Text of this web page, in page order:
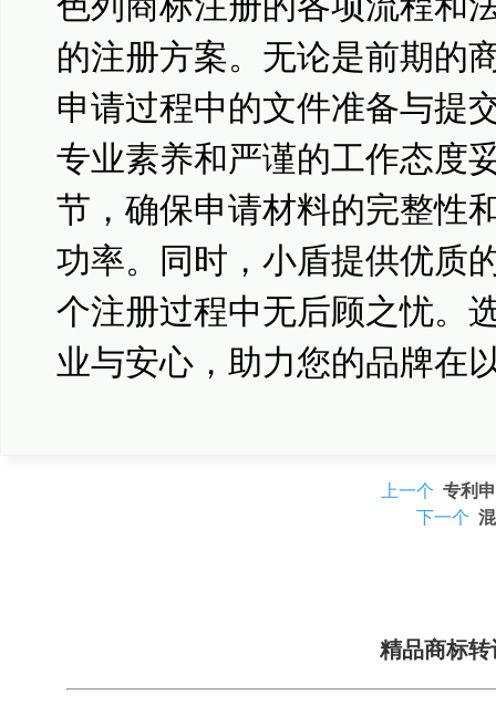
的注册方案。无论是前期的
申请过程中的文件准备与提
专业素养和严谨的工作态度
节，确保申请材料的完整性
功率。同时，小盾提供优质
个注册过程中无后顾之忧。
业与安心，助力您的品牌在
上一个 专利
下一个
精品商标转